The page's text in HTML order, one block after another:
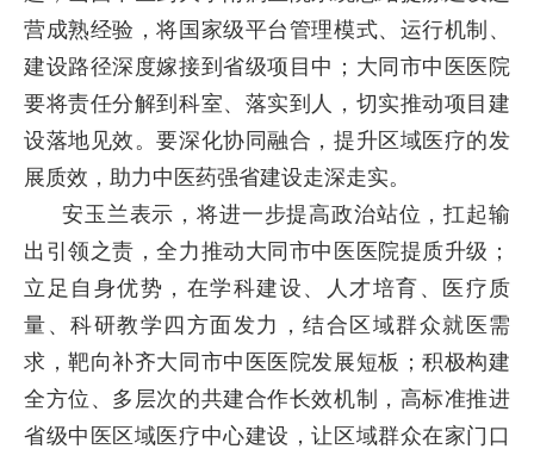
营成熟经验，将国家级平台管理模式、运行机制、
建设路径深度嫁接到省级项目中；大同市中医医院
要将责任分解到科室、落实到人，切实推动项目建
设落地见效。要深化协同融合，提升区域医疗的发
展质效，助力中医药强省建设走深走实。
安玉兰表示，将进一步提高政治站位，扛起输
出引领之责，全力推动大同市中医医院提质升级；
立足自身优势，在学科建设、人才培育、医疗质
量、科研教学四方面发力，结合区域群众就医需
求，靶向补齐大同市中医医院发展短板；积极构建
全方位、多层次的共建合作长效机制，高标准推进
省级中医区域医疗中心建设，让区域群众在家门口